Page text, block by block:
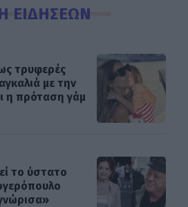
ΕΙΔΗΣΕΩΝ
τρυφερές
με την
η πρόταση γάμ
το ύστατο